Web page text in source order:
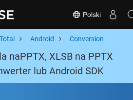
Polski
Android Conversion
naPPTX, XLSB na PPTX
lub Android SDK